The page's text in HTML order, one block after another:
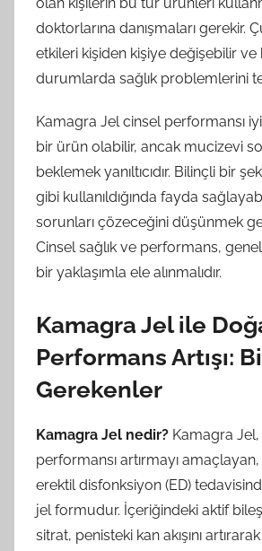
doktorlarına danışmaları gerekir.
etkileri kişiden kişiye değişebilir ve
durumlarda sağlık problemlerini
Kamagra Jel cinsel performansı
bir ürün olabilir, ancak mucizevi
beklemek yanıltıcıdır. Bilinçli bir
gibi kullanıldığında fayda
sorunları çözeceğini düşünmek
Cinsel sağlık ve performans,
bir yaklaşımla ele alınmalıdır.
Kamagra Jel ile
Performans Artışı:
Gerekenler
Kamagra Jel nedir? Kamagra
performansı artırmayı
erektil disfonksiyon (ED)
jel formudur. İçeriğindeki aktif
sitrat, penisteki kan akışını